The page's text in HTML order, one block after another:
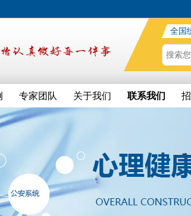
全国
专家团队 关于我们 联系我们